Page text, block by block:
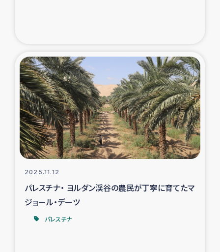
ガザ地区における被災住民への緊急支援
ガザ地区酪農を通した女性グループの生計支援
ふりかけ普及と食生活改善による栄養改善事業
フェアトレード事業
女性の生計向上を通じた子どもの栄養改善事業
2025.11.12
パレスチナ・ ヨルダン渓谷の農民が丁寧に育てたマ
ジョール・デーツ
パレスチナ